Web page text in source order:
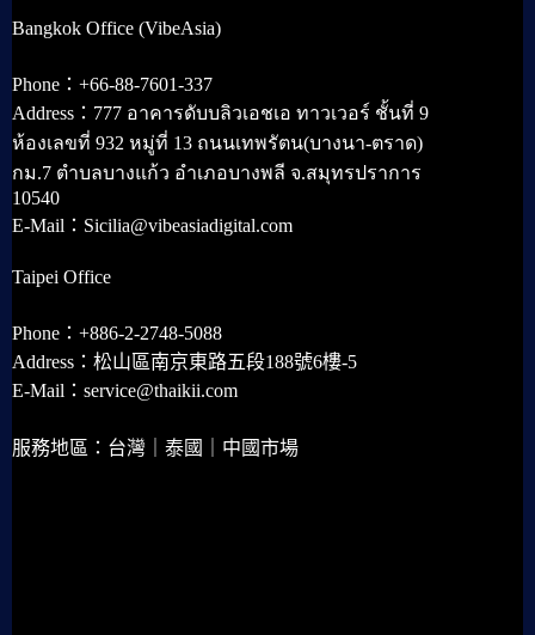
Bangkok Office (VibeAsia)
Phone：+66-88-7601-337
Address：777 อาคารดับบลิวเอชเอ ทาวเวอร์ ชั้นที่ 9
ห้องเลขที่ 932 หมู่ที่ 13 ถนนเทพรัตน(บางนา-ตราด)
กม.7 ตำบลบางแก้ว อำเภอบางพลี จ.สมุทรปราการ
10540
E-Mail：Sicilia@vibeasiadigital.com
Taipei Office
Phone：+886-2-2748-5088
Address：松山區南京東路五段188號6樓-5
E-Mail：service@thaikii.com
服務地區：台灣｜泰國｜中國市場